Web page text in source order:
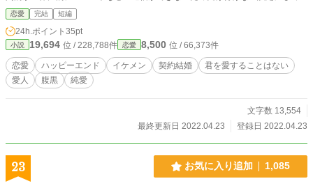
ます。 どうぞよろしくお願いいたします。
恋愛 完結 短編
24h.ポイント 35pt
小説 19,694 位 / 228,788件 恋愛 8,500 位 / 66,373件
恋愛 ハッピーエンド イケメン 契約結婚
君を愛することはない
愛人
腹黒 純愛
文字数 13,554
最終更新日 2022.04.23
登録日 2022.04.23
23 お気に入り追加 1,085